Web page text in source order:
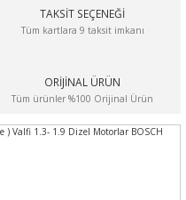
TAKSİT SEÇENEĞİ
Tüm kartlara 9 taksit imkanı
ORİJİNAL ÜRÜN
Tüm ürünler %100 Orijinal Ürün